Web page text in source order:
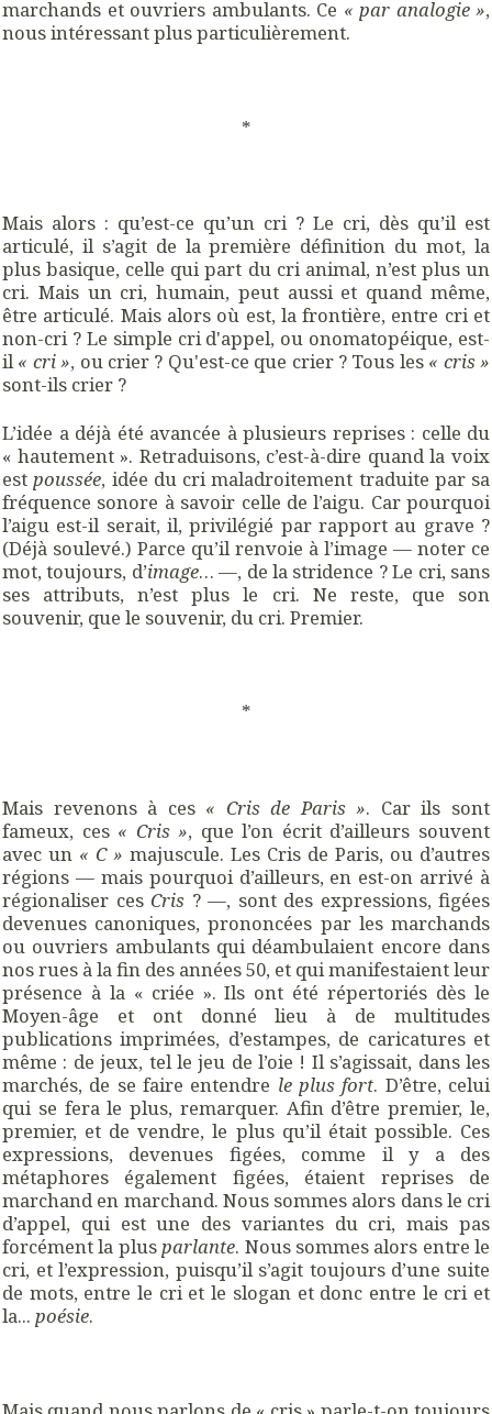
marchands et ouvriers ambulants. Ce « par analogie »,
nous intéressant plus particulièrement.
*
Mais alors : qu’est-ce qu’un cri ? Le cri, dès qu’il est
articulé, il s’agit de la première définition du mot, la
plus basique, celle qui part du cri animal, n’est plus un
cri. Mais un cri, humain, peut aussi et quand même,
être articulé. Mais alors où est, la frontière, entre cri et
non-cri ? Le simple cri d'appel, ou onomatopéique, est-
il« cri », ou crier ? Qu'est-ce que crier ? Tous les « cris »
sont-ils crier ?
L’idée a déjà été avancée à plusieurs reprises : celle du
« hautement ». Retraduisons, c’est-à-dire quand la voix
estpoussée, idée du cri maladroitement traduite par sa
fréquence sonore à savoir celle de l’aigu. Car pourquoi
l’aigu est-il serait, il, privilégié par rapport au grave ?
(Déjà soulevé.) Parce qu’il renvoie à l’image — noter ce
mot, toujours, d’image… —, de la stridence ? Le cri, sans
ses attributs, n’est plus le cri. Ne reste, que son
souvenir, que le souvenir, du cri. Premier.
*
Mais revenons à ces « Cris de Paris ». Car ils sont
fameux, ces « Cris », que l’on écrit d’ailleurs souvent
avec un « C » majuscule. Les Cris de Paris, ou d’autres
régions — mais pourquoi d’ailleurs, en est-on arrivé à
régionaliser ces Cris ? —, sont des expressions, figées
devenues canoniques, prononcées par les marchands
ou ouvriers ambulants qui déambulaient encore dans
nos rues à la fin des années 50, et qui manifestaient leur
présence à la « criée ». Ils ont été répertoriés dès le
Moyen-âge et ont donné lieu à de multitudes
publications imprimées, d’estampes, de caricatures et
même : de jeux, tel le jeu de l’oie ! Il s’agissait, dans les
marchés, de se faire entendre le plus fort. D’être, celui
qui se fera le plus, remarquer. Afin d’être premier, le,
premier, et de vendre, le plus qu’il était possible. Ces
expressions, devenues figées, comme il y a des
métaphores également figées, étaient reprises de
marchand en marchand. Nous sommes alors dans le cri
d’appel, qui est une des variantes du cri, mais pas
forcément la plusparlante. Nous sommes alors entre le
cri, et l’expression, puisqu’il s’agit toujours d’une suite
de mots, entre le cri et le slogan et donc entre le cri et
la... poésie.